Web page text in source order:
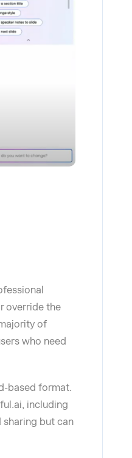
override the
of
who need
based format.
including
sharing but can